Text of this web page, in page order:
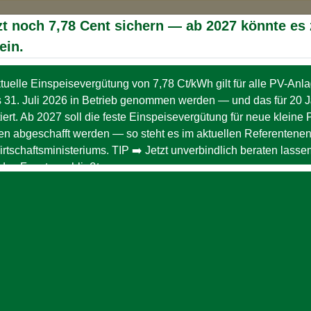
Nutzung der Webseite stimmen Sie der Verwendung von
noch 7,78 Cent sichern — ab 2027 könnte es
Einspeisevergütung von 7,78 Ct/kWh gilt für alle PV-
31. Juli 2026 in Betrieb genommen werden — und das für 20
Ab 2027 soll die feste Einspeisevergütung für neue kleine
abgeschafft werden — so steht es im aktuellen
TIP ➡️ Jetzt unverbindlich beraten
Fenster schließt.
AKTUELLE
TERMINE
| Produktion | Optimierung -
Produktion |
Seit geraumer Zeit bin ich nun im Energiemarkt tätig, mit dem